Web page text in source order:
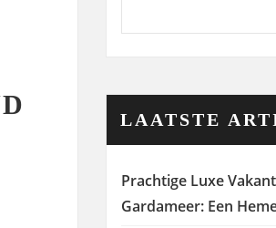
LAATSTE
Prachtige Luxe
Gardameer: Een